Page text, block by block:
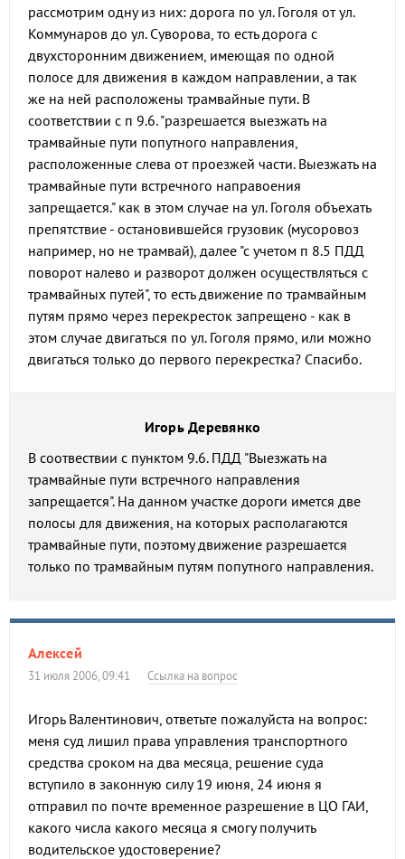
рассмотрим одну из них: дорога по ул. Гоголя от ул.
Коммунаров до ул. Суворова, то есть дорога с
двухсторонним движением, имеющая по одной
полосе для движения в каждом направлении, а так
же на ней расположены трамвайные пути. В
соответствии с п 9.6. "разрешается выезжать на
трамвайные пути попутного направления,
расположенные слева от проезжей части. Выезжать на
трамвайные пути встречного направоения
запрещается." как в этом случае на ул. Гоголя объехать
препятствие - остановившейся грузовик (мусоровоз
например, но не трамвай), далее "с учетом п 8.5 ПДД
поворот налево и разворот должен осуществляться с
трамвайных путей", то есть движение по трамвайным
путям прямо через перекресток запрещено - как в
этом случае двигаться по ул. Гоголя прямо, или можно
двигаться только до первого перекрестка? Спасибо.
Игорь Деревянко
В соотвествии с пунктом 9.6. ПДД "Выезжать на
трамвайные пути встречного направления
запрещается". На данном участке дороги имется две
полосы для движения, на которых располагаются
трамвайные пути, поэтому движение разрешается
только по трамвайным путям попутного направления.
Алексей
31 июля 2006, 09:41 Ссылка на вопрос
Игорь Валентинович, ответьте пожалуйста на вопрос:
меня суд лишил права управления транспортного
средства сроком на два месяца, решение суда
вступило в законную силу 19 июня, 24 июня я
отправил по почте временное разрешение в ЦО ГАИ,
какого числа какого месяца я смогу получить
водительское удостоверение?